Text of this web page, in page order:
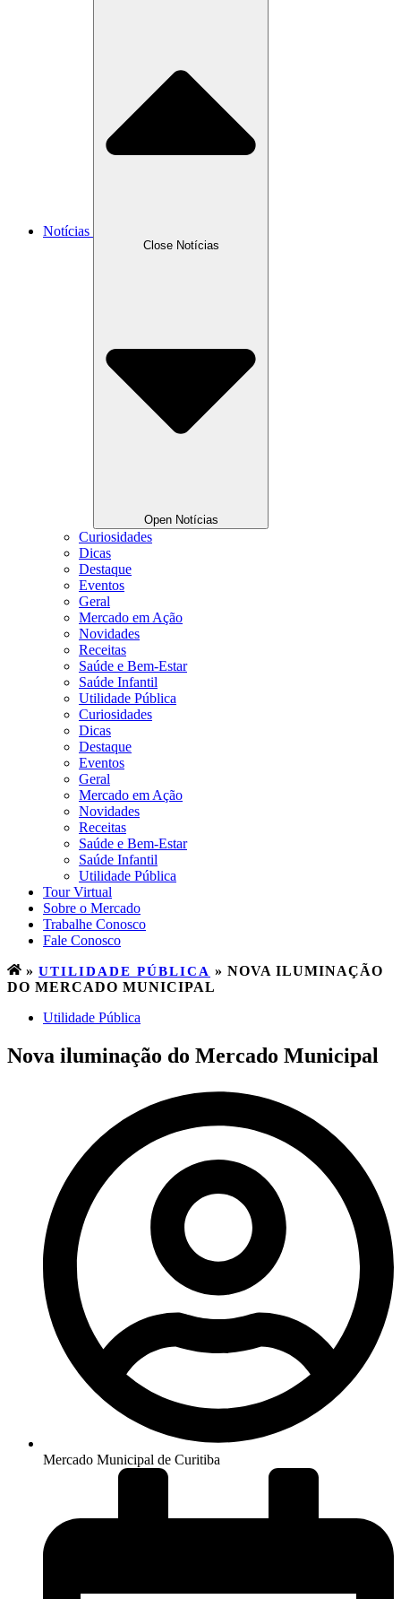
Notícias
Close Notícias
Open Notícias
Curiosidades
Dicas
Destaque
Eventos
Geral
Mercado em Ação
Novidades
Receitas
Saúde e Bem-Estar
Saúde Infantil
Utilidade Pública
Curiosidades
Dicas
Destaque
Eventos
Geral
Mercado em Ação
Novidades
Receitas
Saúde e Bem-Estar
Saúde Infantil
Utilidade Pública
Tour Virtual
Sobre o Mercado
Trabalhe Conosco
Fale Conosco
» UTILIDADE PÚBLICA » NOVA ILUMINAÇÃO
DO MERCADO MUNICIPAL
Utilidade Pública
Nova iluminação do Mercado Municipal
Mercado Municipal de Curitiba